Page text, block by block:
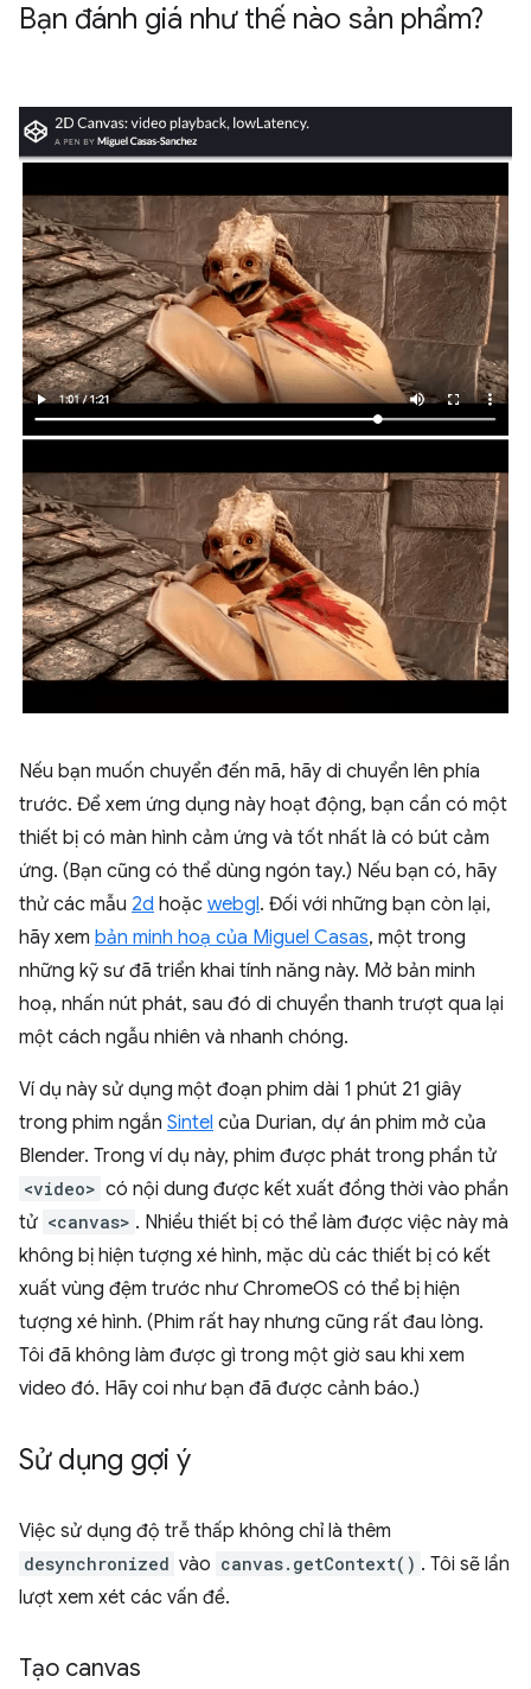
Bạn đánh giá như thế nào sản phẩm?
Nếu bạn muốn chuyển đến mã, hãy di chuyển lên phía
trước. Để xem ứng dụng này hoạt động, bạn cần có một
thiết bị có màn hình cảm ứng và tốt nhất là có bút cảm
ứng. (Bạn cũng có thể dùng ngón tay.) Nếu bạn có, hãy
thử các mẫu 2d hoặc webgl. Đối với những bạn còn lại,
hãy xem bản minh hoạ của Miguel Casas, một trong
những kỹ sư đã triển khai tính năng này. Mở bản minh
hoạ, nhấn nút phát, sau đó di chuyển thanh trượt qua lại
một cách ngẫu nhiên và nhanh chóng.
Ví dụ này sử dụng một đoạn phim dài 1 phút 21 giây
trong phim ngắn Sintel của Durian, dự án phim mở của
Blender. Trong ví dụ này, phim được phát trong phần tử
<video> có nội dung được kết xuất đồng thời vào phần
tử <canvas> . Nhiều thiết bị có thể làm được việc này mà
không bị hiện tượng xé hình, mặc dù các thiết bị có kết
xuất vùng đệm trước như ChromeOS có thể bị hiện
tượng xé hình. (Phim rất hay nhưng cũng rất đau lòng.
Tôi đã không làm được gì trong một giờ sau khi xem
video đó. Hãy coi như bạn đã được cảnh báo.)
Sử dụng gợi ý
Việc sử dụng độ trễ thấp không chỉ là thêm
desynchronized vào canvas.getContext() . Tôi sẽ lần
lượt xem xét các vấn đề.
Tạo canvas